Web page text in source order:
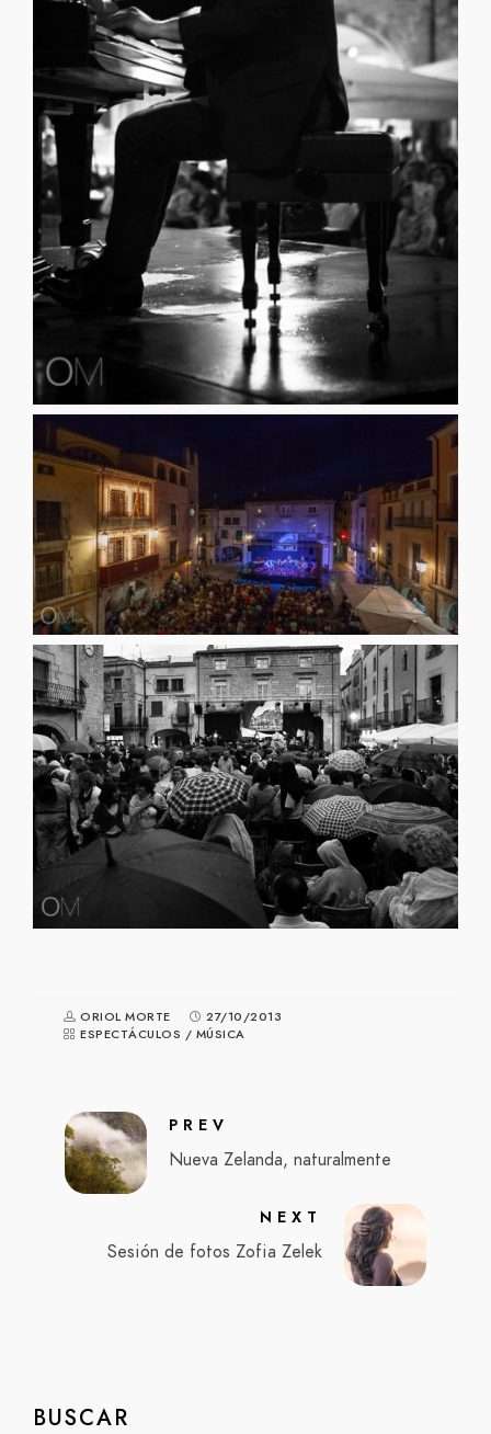
ORIOL MORTE
27/10/2013
ESPECTÁCULOS / MÚSICA
PREV
Nueva Zelanda, naturalmente
NEXT
Sesión de fotos Zofia Zelek
BUSCAR